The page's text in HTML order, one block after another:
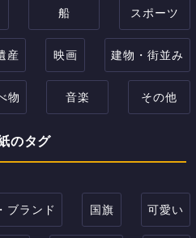
船 スポーツ
産 映画 建物・街並み
物 音楽 その他
のタグ
ブランド 国旗 可愛い